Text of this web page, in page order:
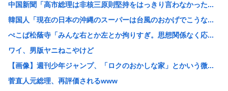
【熊本地震】共産党・寺本けんた「災害募金に関するデマを流...
【討論】オタク「パソコン自作できます」DQN「自分で車や...
みい山の亜月ねねさん、障がい者差別漫画で2億稼いでいた模...
【画像】俺たちの姫、佳子さまのお気に入りのドレスがこちら...
エヌビディア、次期モデルから搭載メモリを半減させると発表...
【自民統一の広報紙】産経新聞 東北での発行休止へ
中国新聞「高市総理は非核三原則堅持をはっきり言わなかった...
韓国人「現在の日本の沖縄のスーパーは台風のおかげでこうな...
ぺこぱ松蔭寺「みんな右とか左とか拘りすぎ。思想関係なく応...
ワイ、男版ヤニねこやけど
【画像】週刊少年ジャンプ、「ロクのおかしな家」とかいう微...
菅直人元総理、再評価されるwww